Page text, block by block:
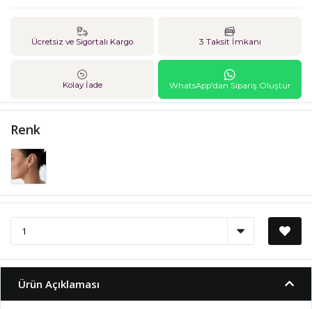
Ücretsiz ve Sigortalı Kargo 3 Taksit İmkanı
Kolay İade WhatsApp'dan Sipariş Oluştur
Renk
Ürün Açıklaması